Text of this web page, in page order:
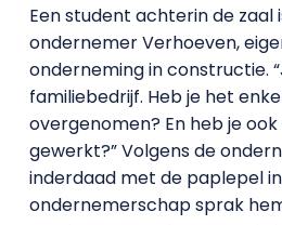
Een student achterin de zaal
ondernemer Verhoeven,
onderneming in constructie.
familiebedrijf. Heb je het
overgenomen? En heb je
gewerkt?” Volgens de
inderdaad met de paplepel
ondernemerschap sprak